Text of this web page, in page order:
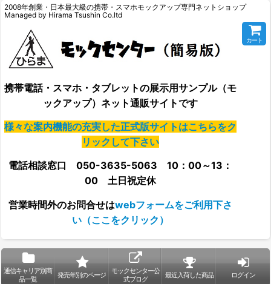
2008年創業・日本最大級の携帯・スマホモックアップ専門ネットショップ
Managed by Hirama Tsushin Co.ltd
携帯電話・スマホ・タブレットの展示用サンプル（モ
ックアップ）ネット通販サイトです
様々な案内機能の充実した正式版サイトはこちらをク
リックして下さい
電話相談窓口 050-3635-5063 10：00～13：
00 土日祝定休
営業時間外のお問合せはwebフォームをご利用下さ
い（ここをクリック）
カート
通信キャリア別商
品一覧
発売年別のページ
モックセンター公
式ブログ
最近入荷した商品 ログイン